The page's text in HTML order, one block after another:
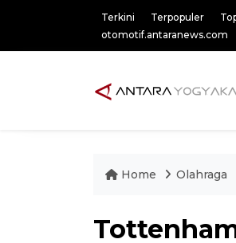
Terkini Terpopuler
otomotif.antaranews.com
Home Olahraga